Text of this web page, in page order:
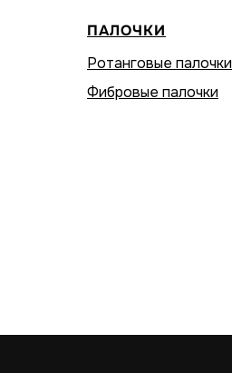
ПАЛОЧКИ
Ротанговые палочки
Фибровые палочки